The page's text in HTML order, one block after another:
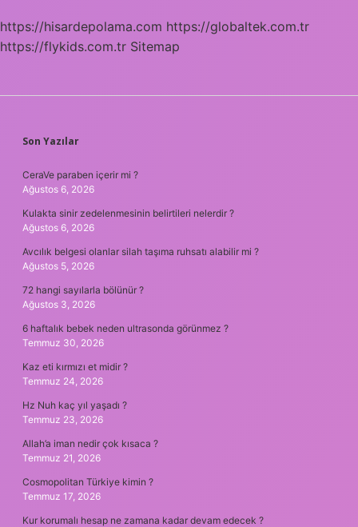
https://hisardepolama.com https://globaltek.com.tr
https://flykids.com.tr Sitemap
SIDEBAR
Son Yazılar
CeraVe paraben içerir mi ?
Ağustos 6, 2026
Kulakta sinir zedelenmesinin belirtileri nelerdir ?
Ağustos 6, 2026
Avcılık belgesi olanlar silah taşıma ruhsatı alabilir mi ?
Ağustos 5, 2026
72 hangi sayılarla bölünür ?
Ağustos 3, 2026
6 haftalık bebek neden ultrasonda görünmez ?
Temmuz 30, 2026
Kaz eti kırmızı et midir ?
Temmuz 24, 2026
Hz Nuh kaç yıl yaşadı ?
Temmuz 23, 2026
Allah’a iman nedir çok kısaca ?
Temmuz 21, 2026
Cosmopolitan Türkiye kimin ?
Temmuz 17, 2026
Kur korumalı hesap ne zamana kadar devam edecek ?